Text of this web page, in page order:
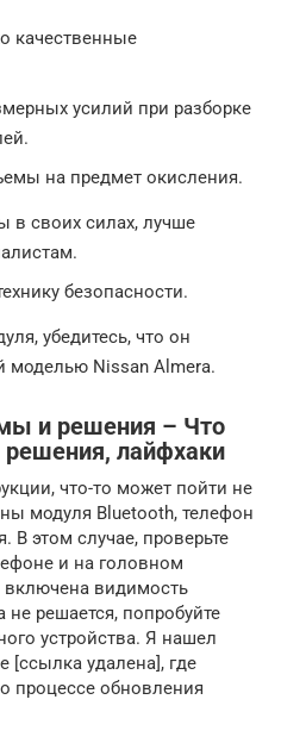
качественные
усилий при разборке
на предмет окисления.
в своих силах, лучше
безопасности.
убедитесь, что он
моделью Nissan Almera.
и решения – Что
лайфхаки
что-то может пойти не
модуля Bluetooth, телефон
В этом случае, проверьте
и на головном
включена видимость
решается, попробуйте
устройства. Я нашел
[ссылка удалена], где
процессе обновления